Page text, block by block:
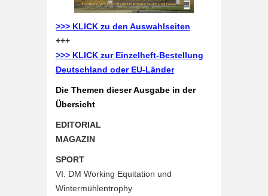
>>> KLICK zu den Auswahlseiten
+++
>>> KLICK zur Einzelheft-Bestellung
Deutschland oder EU-Länder
Die Themen dieser Ausgabe in der
Übersicht
EDITORIAL
MAGAZIN
SPORT
VI. DM Working Equitation und
Wintermühlentrophy